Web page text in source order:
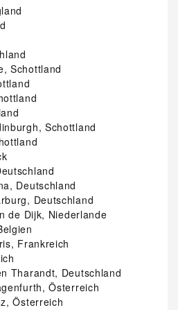
Schottland
Schottland
Deutschland
Deutschland
de Dijk, Niederlande
Frankreich
Tharandt, Deutschland
Österreich
Österreich